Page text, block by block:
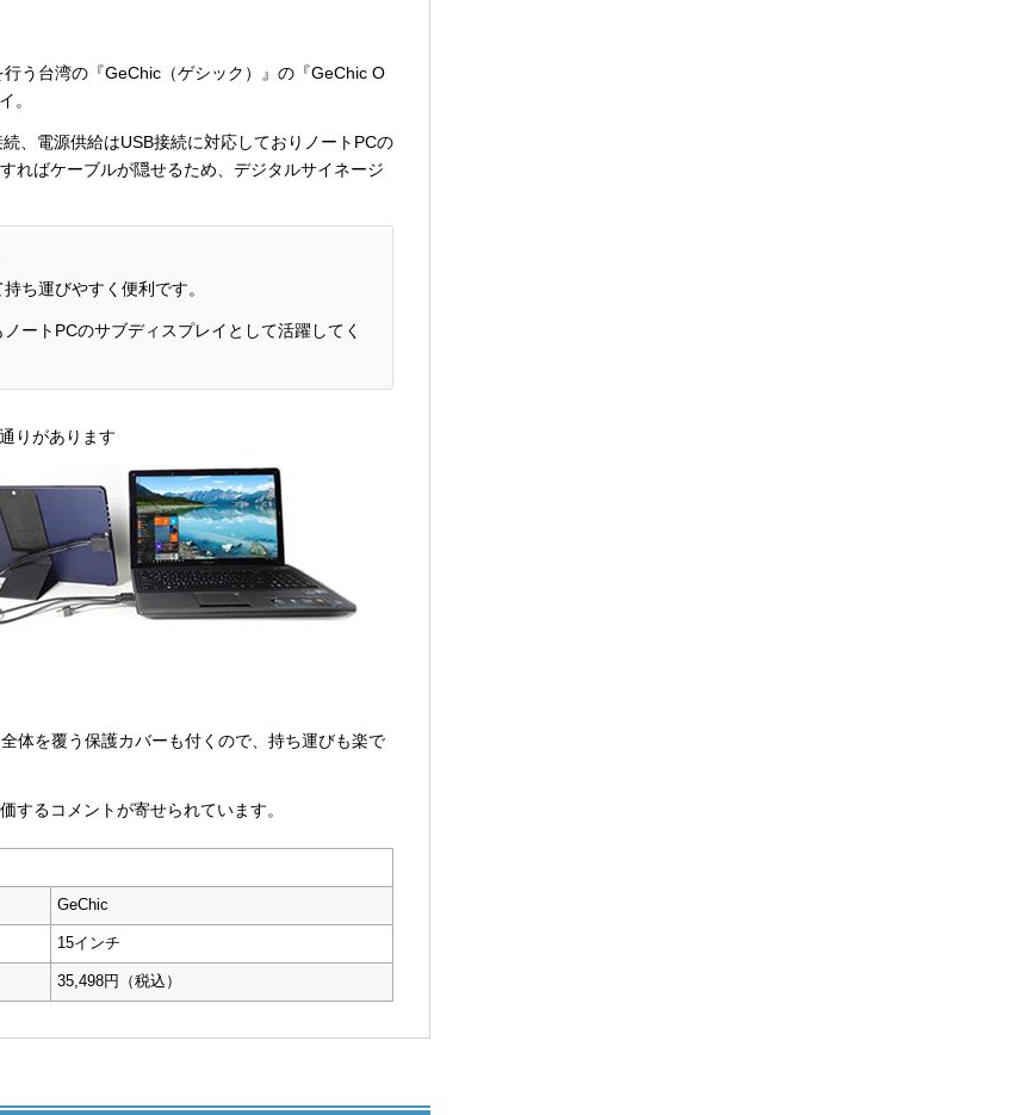
う台湾の『GeChic（ゲシック）』の『GeChic O
。
、電源供給はUSB接続に対応しておりノートPCの
ればケーブルが隠せるため、デジタルサイネージ
ち運びやすく便利です。
ートPCのサブディスプレイとして活躍してく
りがあります
体を覆う保護カバーも付くので、持ち運びも楽で
するコメントが寄せられています。
GeChic
15インチ
35,498円（税込）